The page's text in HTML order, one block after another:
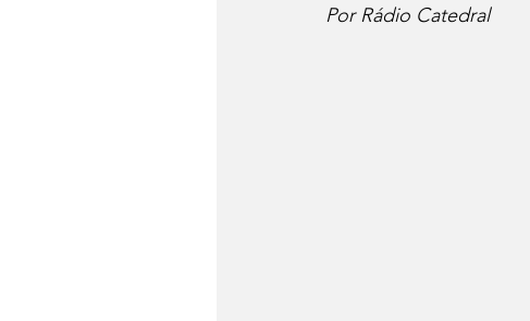
Por Rádio Catedral